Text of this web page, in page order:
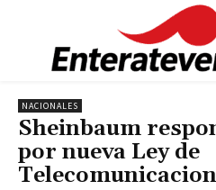
NACIONALES
Sheinbaum
por nueva Ley de